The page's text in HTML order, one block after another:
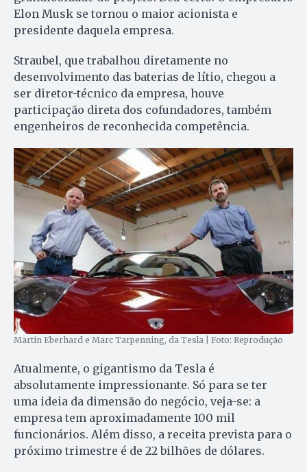
Elon Musk se tornou o maior acionista e
presidente daquela empresa.
Straubel, que trabalhou diretamente no
desenvolvimento das baterias de lítio, chegou a
ser diretor-técnico da empresa, houve
participação direta dos cofundadores, também
engenheiros de reconhecida competência.
Martin Eberhard e Marc Tarpenning, da Tesla | Foto: Reprodução
Atualmente, o gigantismo da Tesla é
absolutamente impressionante. Só para se ter
uma ideia da dimensão do negócio, veja-se: a
empresa tem aproximadamente 100 mil
funcionários. Além disso, a receita prevista para o
próximo trimestre é de 22 bilhões de dólares.